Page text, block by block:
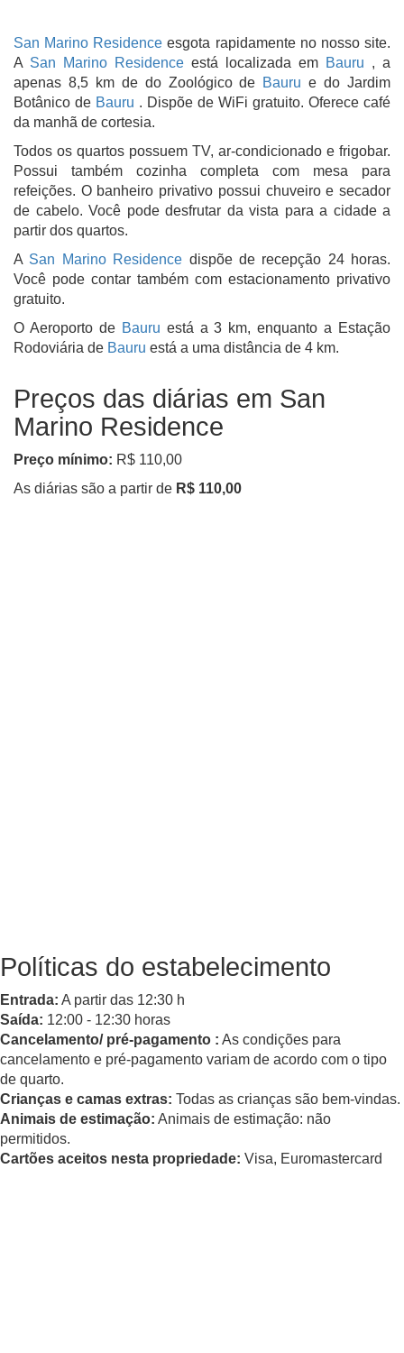
San Marino Residence esgota rapidamente no nosso site.
A San Marino Residence está localizada em Bauru , a
apenas 8,5 km de do Zoológico de Bauru e do Jardim
Botânico de Bauru . Dispõe de WiFi gratuito. Oferece café
da manhã de cortesia.
Todos os quartos possuem TV, ar-condicionado e frigobar.
Possui também cozinha completa com mesa para
refeições. O banheiro privativo possui chuveiro e secador
de cabelo. Você pode desfrutar da vista para a cidade a
partir dos quartos.
A San Marino Residence dispõe de recepção 24 horas.
Você pode contar também com estacionamento privativo
gratuito.
O Aeroporto de Bauru está a 3 km, enquanto a Estação
Rodoviária de Bauru está a uma distância de 4 km.
Preços das diárias em San
Marino Residence
Preço mínimo: R$ 110,00
As diárias são a partir de R$ 110,00
Políticas do estabelecimento
Entrada: A partir das 12:30 h
Saída: 12:00 - 12:30 horas
Cancelamento/ pré-pagamento : As condições para
cancelamento e pré-pagamento variam de acordo com o tipo
de quarto.
Crianças e camas extras: Todas as crianças são bem-vindas.
Animais de estimação: Animais de estimação: não
permitidos.
Cartões aceitos nesta propriedade: Visa, Euromastercard